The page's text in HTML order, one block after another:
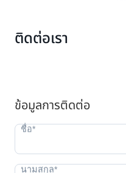
ติดต่อเรา
ข้อมูลการติดต่อ